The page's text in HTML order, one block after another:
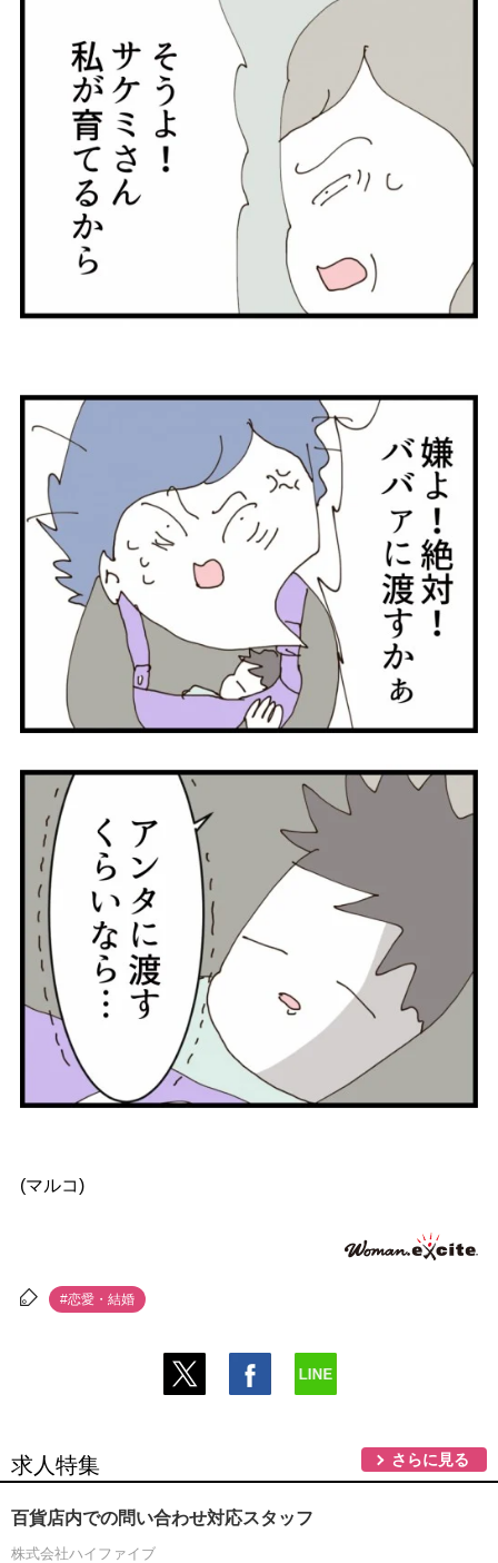
(マルコ)
#恋愛・結婚
求人特集 さらに見る
百貨店内での問い合わせ対応スタッフ
株式会社ハイファイブ